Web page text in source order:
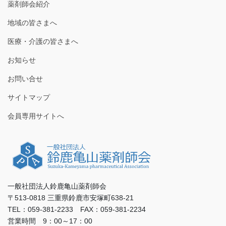
薬剤師会紹介
地域の皆さまへ
医療・介護の皆さまへ
お知らせ
お問い合せ
サイトマップ
会員専用サイトへ
一般社団法人鈴鹿亀山薬剤師会
〒513-0818 三重県鈴鹿市安塚町638-21
TEL：059-381-2233 FAX：059-381-2234
営業時間 9：00～17：00